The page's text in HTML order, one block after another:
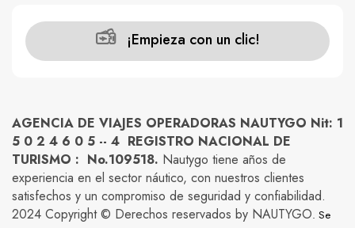
¡Empieza con un clic!
AGENCIA DE VIAJES OPERADORAS NAUTYGO Nit: 1
5 0 2 4 6 0 5 -- 4 REGISTRO NACIONAL DE
TURISMO : No.109518. Nautygo tiene años de
experiencia en el sector náutico, con nuestros clientes
satisfechos y un compromiso de seguridad y confiabilidad.
2024 Copyright © Derechos reservados by NAUTYGO. Se